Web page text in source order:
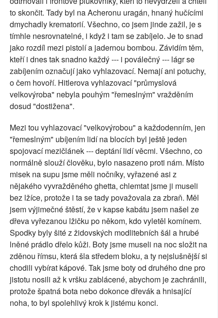
to skončit. Tady byl na Acheronu uragán, hnaný hučícími
dmychadly krematorií. Všechno, co jsem jinde zažil, je s
tímhle nesrovnatelné, i když i tam se zabíjelo. Je to snad
jako rozdíl mezi pistolí a jadernou bombou. Závidím těm,
kteří i dnes tak snadno každý --- i poválečný --- lágr se
zabíjením označují jako vyhlazovací. Nemají ani potuchy,
o čem hovoří. Hitlerova vyhlazovací "průmyslová
velkovýroba" nebyla pouhým "řemeslným" vražděním
dosud "dostižena".
Mezi tou vyhlazovací "velkovýrobou" a každodenním, jen
"řemeslným" ubíjením lidí na blocích byl ještě jeden
spojovací mezičlánek --- deptání lidí věcmi. Všechno, co
normálně slouží člověku, bylo nasazeno proti nám. Místo
misek na supu jsme měli nočníky, vyřazené asi z
nějakého vyvražděného ghetta, chlemtat jsme ji museli
bez lžíce, protože i ta se tady považovala za zbraň. Měl
jsem výjimečné štěstí, že v kapse kabátu jsem našel ze
dřeva vyřezanou lžičku po někom, kdo vyletěl komínem.
Spodky byly šité z židovských modlitebních šál a hrubé
lněné prádlo dřelo kůži. Boty jsme museli na noc složit na
zděnou římsu, která šla středem bloku, a ty nejslušnější si
chodili vybírat kápové. Tak jsme boty od druhého dne pro
jistotu nosili až k vršku zablácené, abychom je zachránili,
protože špatná bota nebo dokonce dřevák a hnisající
noha, to byl spolehlivý krok k jistému konci.